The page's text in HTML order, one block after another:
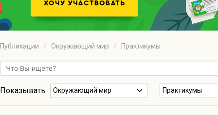
Публикации Окружающий мир Практикумы
Показывать Окружающий мир Практикумы